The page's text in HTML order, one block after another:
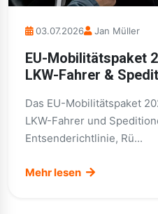
03.07.2026 Jan Müller
EU-Mobilitätspaket
LKW-Fahrer &
Das EU-Mobilitätspaket
LKW-Fahrer und
Entsenderichtlinie, Rü...
Mehr lesen